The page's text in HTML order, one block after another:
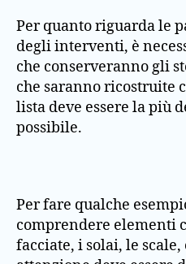
Per quanto riguarda le
degli interventi, è
che conserveranno gli
che saranno ricostruite
lista deve essere la più
possibile.
Per fare qualche
comprendere elementi
facciate, i solai, le